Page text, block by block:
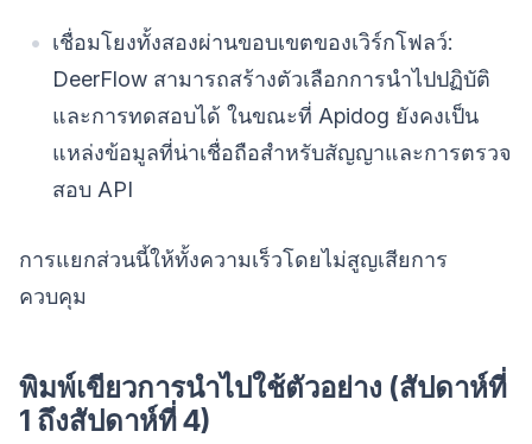
เชื่อมโยงทั้งสองผ่านขอบเขตของเวิร์กโฟลว์:
DeerFlow สามารถสร้างตัวเลือกการนำไปปฏิบัติ
และการทดสอบได้ ในขณะที่ Apidog ยังคงเป็น
แหล่งข้อมูลที่น่าเชื่อถือสำหรับสัญญาและการตรวจ
สอบ API
การแยกส่วนนี้ให้ทั้งความเร็วโดยไม่สูญเสียการ
ควบคุม
พิมพ์เขียวการนำไปใช้ตัวอย่าง (สัปดาห์ที่
1 ถึงสัปดาห์ที่ 4)